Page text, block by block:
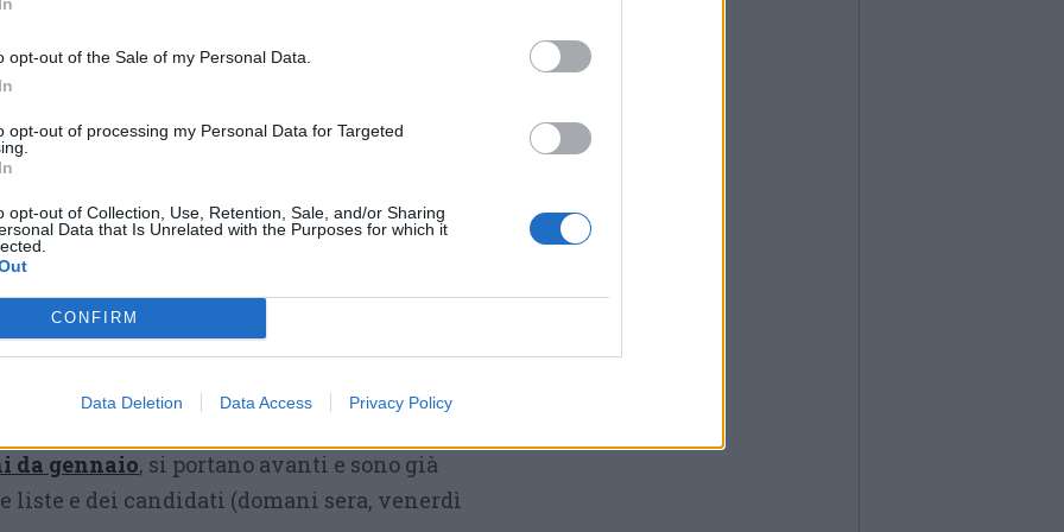
opt-out of the Sale of my Personal Data.
opt-out of processing my Personal Data for Targeted
opt-out of Collection, Use, Retention, Sale, and/or Sharing
Data that Is Unrelated with the Purposes for which it
CONFIRM
Data Deletion Data Access Privacy Policy
vicepresidenza della
della
apprezzata in modo trasversale. «Al di
sono di Forza Italia dal
sottolinea, definendosi prima di tutto come
: «Dicono che io sia un uomo di
l’ufficializzazione delle liste al
mani delle segreterie, chiamate a
profilo di Pezzotta per avviare finalmente
da gennaio, si portano avanti e sono già
liste e dei candidati (domani sera, venerdì